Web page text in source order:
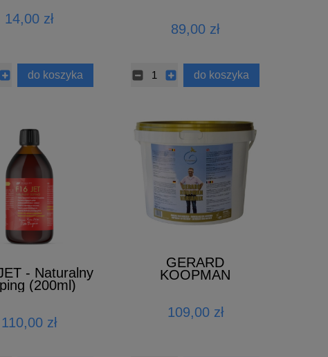
14,00 zł
do koszyka
89,00 zł
do koszyka
- Naturalny
(200ml)
110,00 zł
GERARD
KOOPMAN
109,00 zł